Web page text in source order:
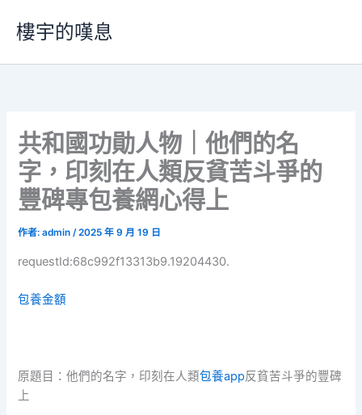
要
樓宇的嘆息
共和國功勛人物｜他們的名
字，印刻在人類反貧苦斗爭的
豐碑專包養網心得上
作者:admin/2025 年 9 月 19 日
requestId:68c992f13313b9.19204430.
包養金額
原題目：他們的名字，印刻在人類包養app反貧苦斗爭的豐碑
上